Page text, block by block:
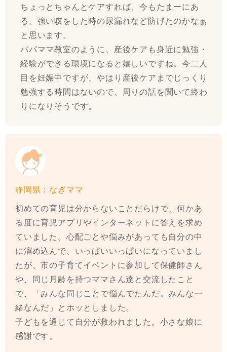
ちょっとちゃんとケアすれば、今もたまーにあ
る、強い咳をした時の尿漏れなど防げたのかなぁ
と思います。
パパママ教室のように、産後ケアも身近に勉強・
経験ができる環境になると嬉しいですね。今二人
目を妊娠中ですが、やはり産後ケアまでじっくり
勉強する時間はないので、周りの話を聞いて終わ
りになりそうです。
静岡県：なぎママ
初めての育児は分からないことだらけで、何かあ
る度に育児アプリやインターネットに答えを求め
ていました。心配ごとや悩みがあっても自分の中
に溜め込んで、いっぱいいっぱいになっていまし
たが、市の子育てイベントに参加して保健師さん
や、同じ月齢を持つママさん達と交流したこと
で、「みんな同じことで悩んでたんだ。みんな一
緒なんだ」とホッとしました。
子どもを通じて自分が救われました。小さな娘に
感謝です。